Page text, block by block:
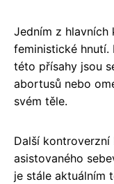
Jedním z
feministické
této přísahy jsou
abortusů nebo
svém těle.
Další kontroverzní
asistovaného
je stále aktuálním